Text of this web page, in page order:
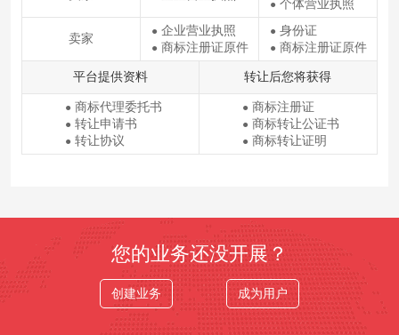
●个体营业执照
卖家 ●企业营业执照
●商标注册证原件
●身份证
●商标注册证原件
平台提供资料 转让后您将获得
●商标代理委托书
●转让申请书
●转让协议
●商标注册证
●商标转让公证书
●商标转让证明
您的业务还没开展？
创建业务 成为用户